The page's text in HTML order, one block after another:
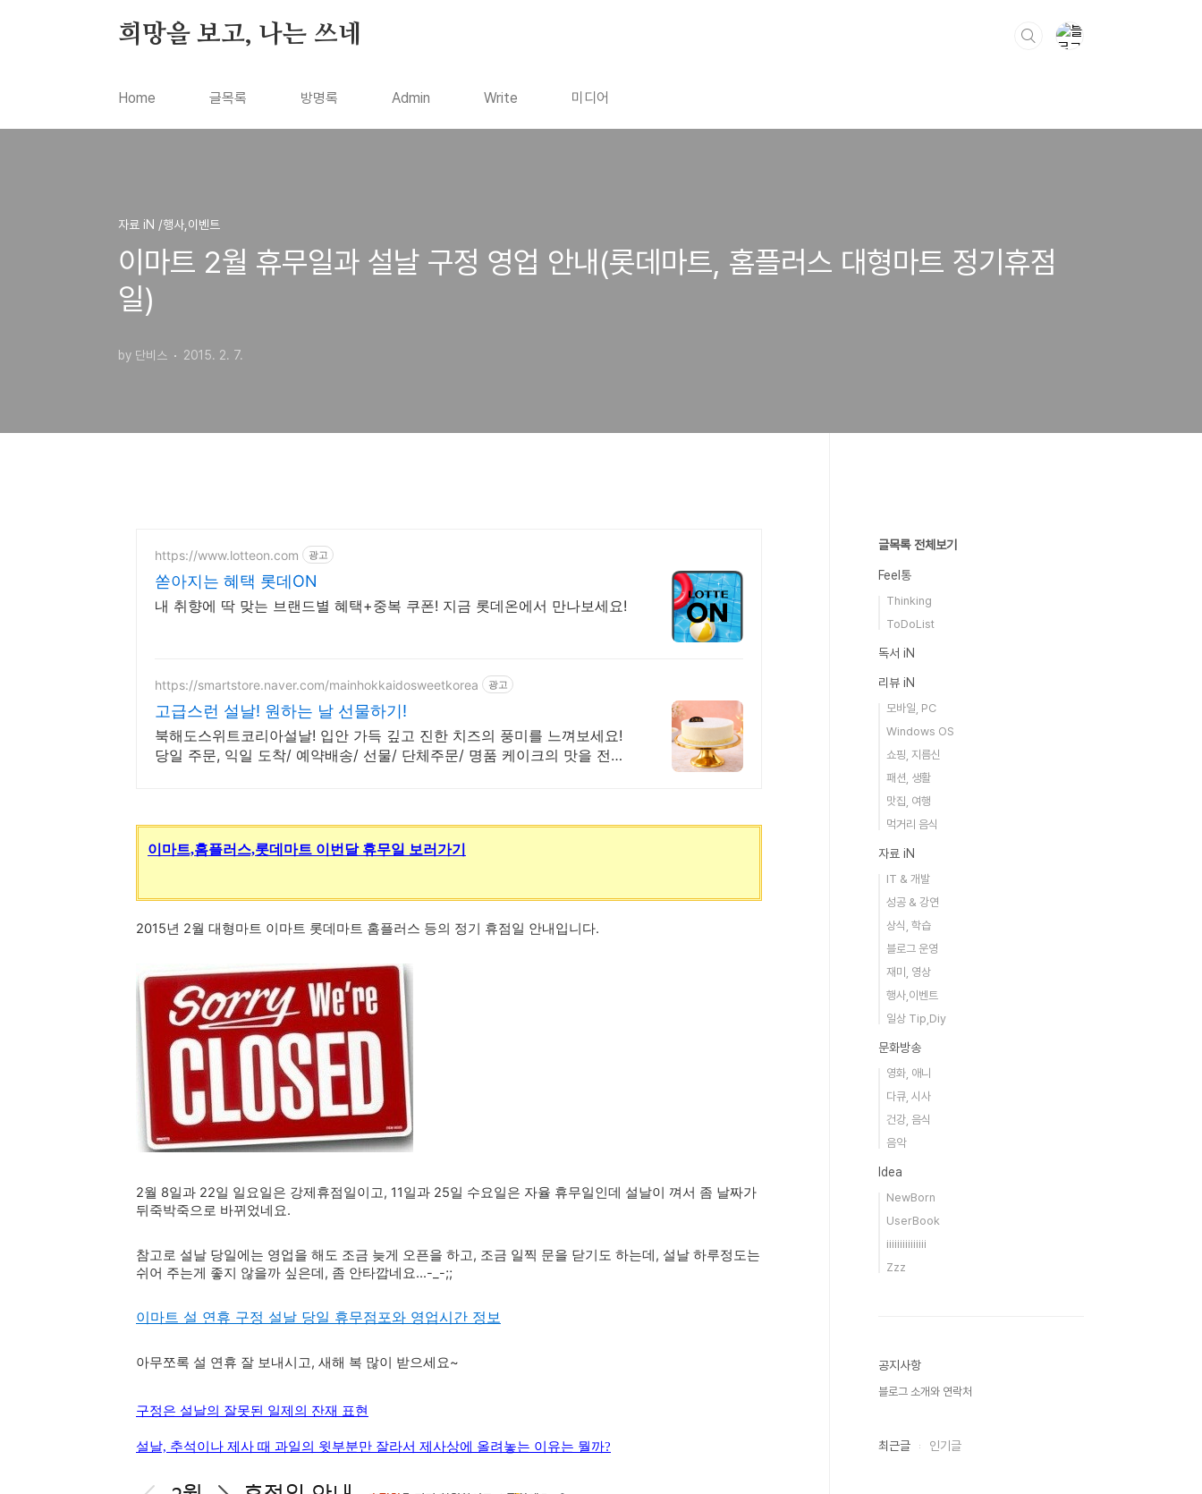
희망을 보고, 나는 쓰네
Home 글목록 방명록 Admin Write 미디어
자료 iN /행사,이벤트
이마트 2월 휴무일과 설날 구정 영업 안내(롯데마트, 홈플러스 대형마트 정기휴점
일)
by 단비스 2015. 2. 7.
https://www.lotteon.com 광고
쏟아지는 혜택 롯데ON
내 취향에 딱 맞는 브랜드별 혜택+중복 쿠폰! 지금 롯데온에서 만나보세요!
https://smartstore.naver.com/mainhokkaidosweetkorea 광고
고급스런 설날! 원하는 날 선물하기!
북해도스위트코리아설날! 입안 가득 깊고 진한 치즈의 풍미를 느껴보세요!
당일 주문, 익일 도착/ 예약배송/ 선물/ 단체주문/ 명품 케이크의 맛을 전합
이마트,홈플러스,롯데마트 이번달 휴무일 보러가기
2015년 2월 대형마트 이마트 롯데마트 홈플러스 등의 정기 휴점일 안내입니다.
2월 8일과 22일 일요일은 강제휴점일이고, 11일과 25일 수요일은 자율 휴무일인데 설날이 껴서 좀 날짜가
뒤죽박죽으로 바뀌었네요.
참고로 설날 당일에는 영업을 해도 조금 늦게 오픈을 하고, 조금 일찍 문을 닫기도 하는데, 설날 하루정도는
쉬어 주는게 좋지 않을까 싶은데, 좀 안타깝네요...-_-;;
이마트 설 연휴 구정 설날 당일 휴무점포와 영업시간 정보
아무쪼록 설 연휴 잘 보내시고, 새해 복 많이 받으세요~
구정은 설날의 잘못된 일제의 잔재 표현
설날, 추석이나 제사 때 과일의 윗부분만 잘라서 제사상에 올려놓는 이유는 뭘까?
글목록 전체보기
Feel통
Thinking
ToDoList
독서 iN
리뷰 iN
모바일, PC
Windows OS
쇼핑, 지름신
패션, 생활
맛집, 여행
먹거리 음식
자료 iN
IT & 개발
성공 & 강연
상식, 학습
블로그 운영
재미, 영상
행사,이벤트
일상 Tip,Diy
문화방송
영화, 애니
다큐, 시사
건강, 음식
음악
Idea
NewBorn
UserBook
iiiiiiiiiiiiiii
Zzz
공지사항
블로그 소개와 연락처
최근글 인기글